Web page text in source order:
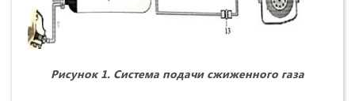
Рисунок 1. Система подачи сжиженного газа